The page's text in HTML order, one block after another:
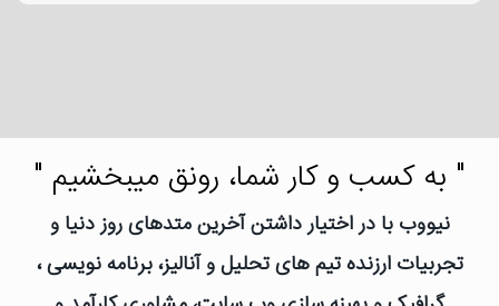
" به کسب و کار شما، رونق میبخشیم "
نیووب با در اختیار داشتن آخرین متدهای روز دنیا و
تجربیات ارزنده تیم های تحلیل و آنالیز، برنامه نویسی ،